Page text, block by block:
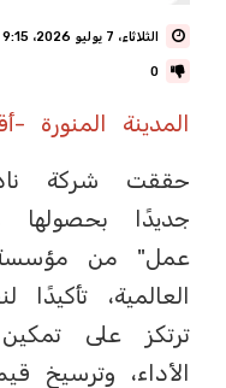
الثلاثاء، 7 يوليو 2026، 9:15 م
0
المدينة المنورة -
حققت شركة
جديدًا
العالمية،
ترتكز على
الأداء، وترسيخ